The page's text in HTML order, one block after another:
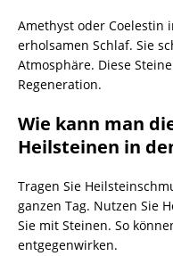
Amethyst oder Coelestin
erholsamen Schlaf. Sie
Atmosphäre. Diese
Regeneration.
Wie kann man
Heilsteinen in
Tragen Sie
ganzen Tag. Nutzen Sie
Sie mit Steinen. So
entgegenwirken.